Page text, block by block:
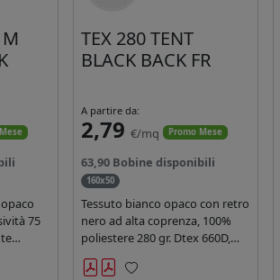
75
PE
TEX 280 TENT
BLACK BACK FR
A partire da:
2,79 €/mq Promo Mese
63,90 Bobine disponibili
160x50
Tessuto bianco opaco con retro
nero ad alta coprenza, 100%
poliestere 280 gr. Dtex 660D,
idrorepellente, adatto alla
stampa sublimatica indiretta.